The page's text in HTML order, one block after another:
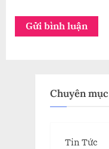
Chuyên mục
Tin Tức